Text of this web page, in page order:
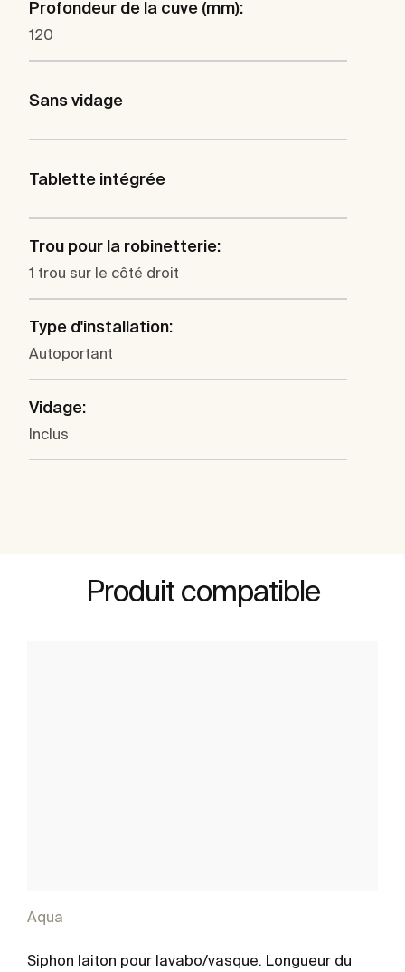
Profondeur de la cuve (mm):
120
Sans vidage
Tablette intégrée
Trou pour la robinetterie:
1 trou sur le côté droit
Type d'installation:
Autoportant
Vidage:
Inclus
Produit compatible
Aqua
Siphon laiton pour lavabo/vasque. Longueur du